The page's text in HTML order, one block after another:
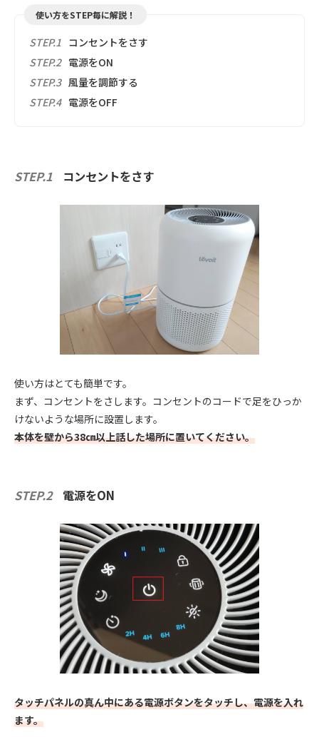
使い方をSTEP毎に解説！
STEP.1 コンセントをさす
STEP.2 電源をON
STEP.3 風量を調節する
STEP.4 電源をOFF
STEP.1 コンセントをさす
使い方はとても簡単です。
まず、コンセントをさします。コンセントのコードで足をひっか
けないような場所に設置します。
本体を壁から38㎝以上話した場所に置いてください。
STEP.2 電源をON
タッチパネルの真ん中にある電源ボタンをタッチし、電源を入れ
ます。